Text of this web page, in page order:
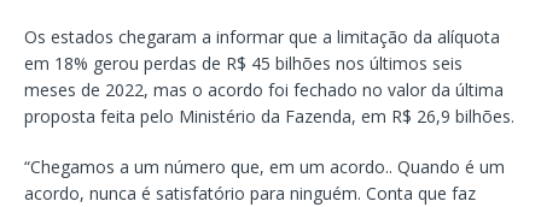
Os estados chegaram a informar que a limitação da alíquota
em 18% gerou perdas de R$ 45 bilhões nos últimos seis
meses de 2022, mas o acordo foi fechado no valor da última
proposta feita pelo Ministério da Fazenda, em R$ 26,9 bilhões.
“Chegamos a um número que, em um acordo.. Quando é um
acordo, nunca é satisfatório para ninguém. Conta que faz